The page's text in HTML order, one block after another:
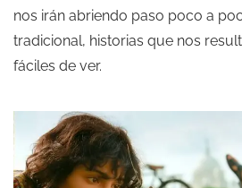
nos irán abriendo paso poco a
tradicional, historias que nos
fáciles de ver.